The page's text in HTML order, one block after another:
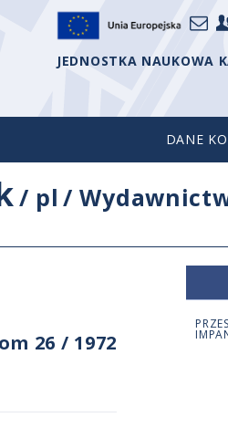
JEDNOSTKA NAUKOWA
DANE
/ pl /
26 / 1972